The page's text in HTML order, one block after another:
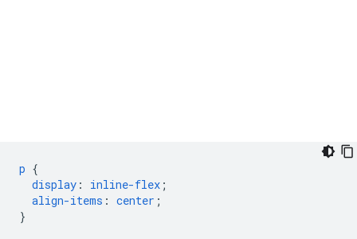
p {
display : inline-flex ;
align-items : center ;
}